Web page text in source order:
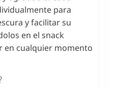
para
y facilitar su
en el snack
cualquier momento